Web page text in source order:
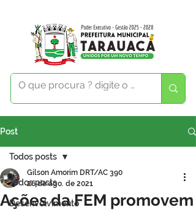
Post
Todos posts
Desenvolvimento
Todos posts
Ações da FEM promovem
Gilson Amorim DRT/AC 390
26 de ago. de 2021